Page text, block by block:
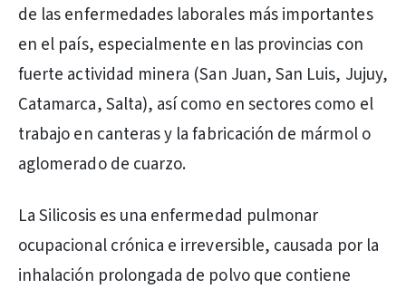
de las enfermedades laborales más importantes
en el país, especialmente en las provincias con
fuerte actividad minera (San Juan, San Luis, Jujuy,
Catamarca, Salta), así como en sectores como el
trabajo en canteras y la fabricación de mármol o
aglomerado de cuarzo.
La Silicosis es una enfermedad pulmonar
ocupacional crónica e irreversible, causada por la
inhalación prolongada de polvo que contiene